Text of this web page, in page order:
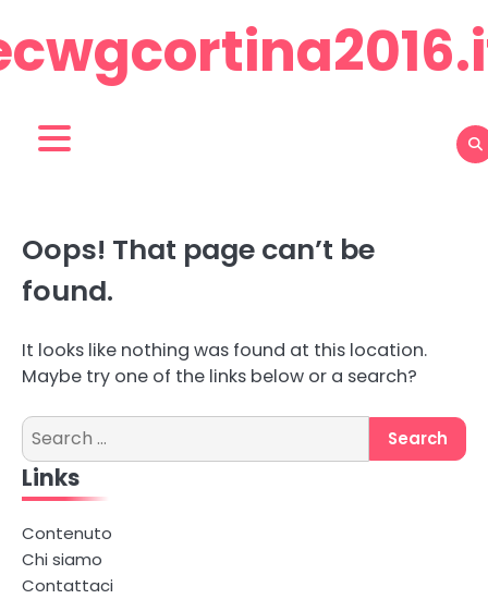
to
content
Oops! That page can’t be
found.
It looks like nothing was found at this location.
Maybe try one of the links below or a search?
Search
for:
Links
Contenuto
Chi siamo
Contattaci